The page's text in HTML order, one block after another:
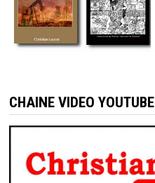
CHAINE VIDEO YOUTUBE